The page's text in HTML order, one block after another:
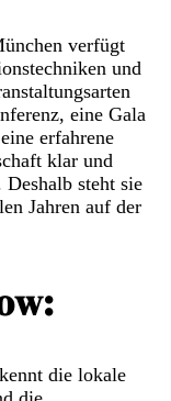
verfügt
und
eine Gala
erfahrene
klar und
steht sie
Jahren auf der
die lokale